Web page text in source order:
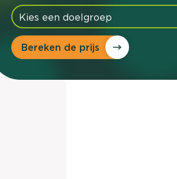
communicatie en aanbod door de
de barrières en gedrag in kaart te
hoe?
Bereken de prijs